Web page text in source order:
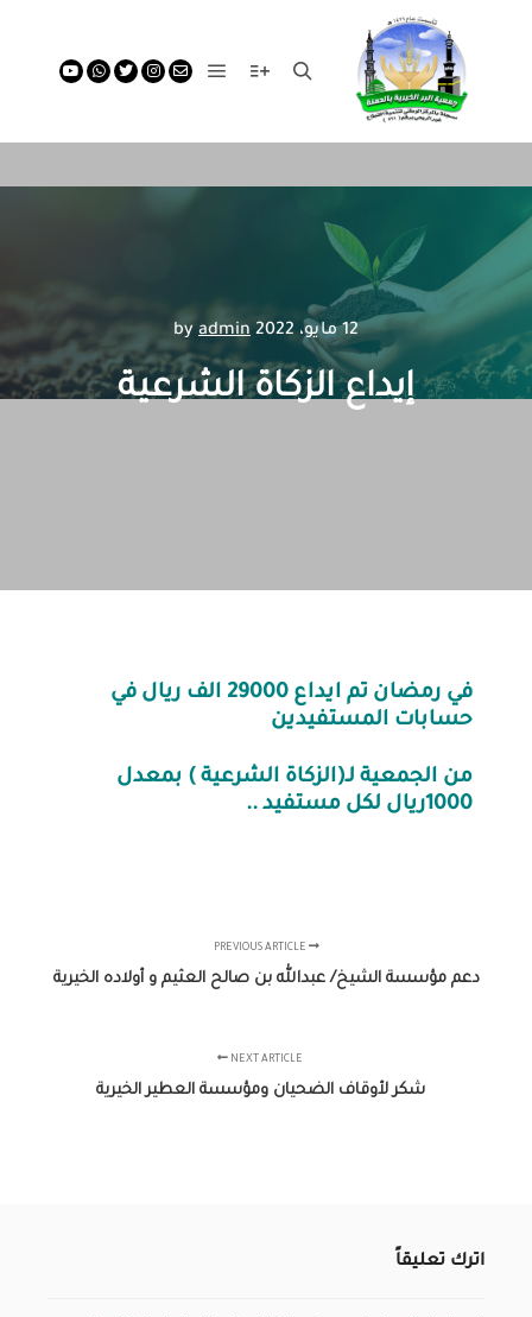
12 مايو، 2022 admin
إيداع الزكاة الشرعية
في رمضان تم ايداع 29000 الف ريال في
حسابات المستفيدين
من الجمعية لـ(الزكاة الشرعية ) بمعدل
1000ريال لكل مستفيد ..
دعم مؤسسة الشيخ/ عبدالله بن صالح العثيم و أولاده الخيرية
NEXT ARTICLE
شكر لأوقاف الضحيان ومؤسسة العطير الخيرية
اترك تعليقاً